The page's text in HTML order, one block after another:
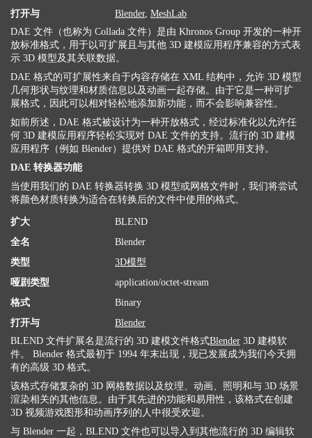
打开与
Blender, MeshLab
DAE 文件（也称为 Collada 文件）是由 Khronos Group 开发的一种开
放标准格式，用于以可扩展且与其他 3D 建模应用程序兼容的方式表
示 3D 模型及其关联数据。
DAE 格式的可扩展性来自于内容存储在 XML 结构中，允许 3D 模型
几何形状与纹理和材质信息以及动画一起存储。由于它是一种可扩
展格式，因此可以相对轻松地添加新功能，而不会影响兼容性。
如前所述，DAE 格式被设计为一种开放格式，经过标准化以允许任
何 3D 建模应用程序轻松实现对 DAE 文件的支持。流行的 3D 建模
应用程序（例如 Blender）提供对 DAE 格式的开箱即用支持。
DAE 转换器功能
当使用我们的 DAE 转换器转换 3D 模型或网格文件时，我们将尝试
将颜色材质转换为适合在转换后的文件中使用的格式。
扩大
BLEND
全名
Blender
类型
3D模型
哑剧类型
application/octet-stream
格式
Binary
打开与
Blender
BLEND 文件扩展名是流行的 3D 建模文件格式Blender 3D 建模软
件。 Blender 格式最初于 1994 年末出现，现已发展成为我们今天拥
有的高级 3D 格式。
该格式存储复杂的 3D 网格数据以及纹理、动画、照明和与 3D 场景
渲染相关的其他信息。由于其先进的功能和易用性，该格式在创建
3D 视频游戏图形和动画序列的人中很受欢迎。
与 Blender 一起，BLEND 文件也可以导入到其他流行的 3D 编辑软